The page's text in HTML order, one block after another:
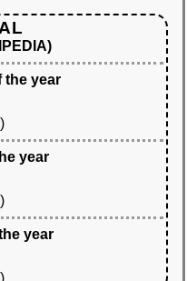
the year
year
year